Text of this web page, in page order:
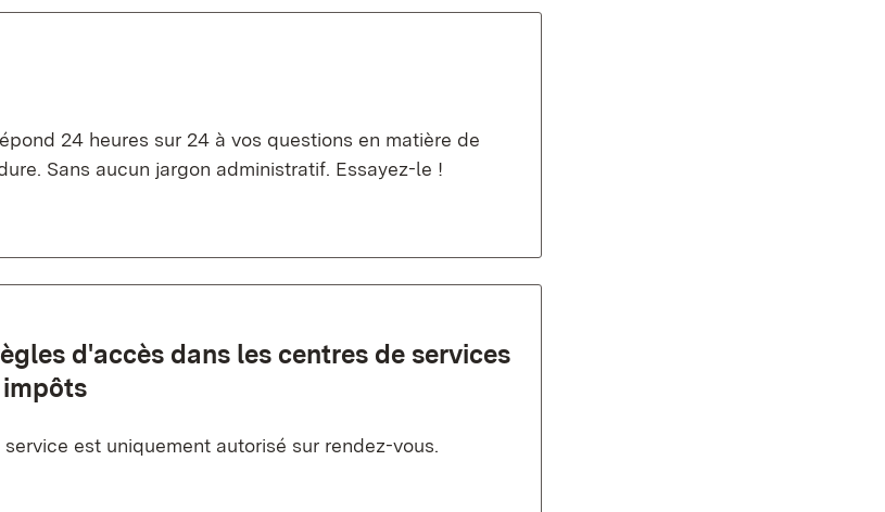
24 heures sur 24 à vos questions en matière de
Sans aucun jargon administratif. Essayez-le !
d'accès dans les centres de services
est uniquement autorisé sur rendez-vous.